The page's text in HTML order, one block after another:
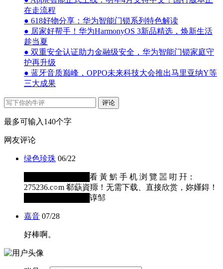
在走流程
● 618好物分享：华为智能门锁系列特色解读
● 居家好帮手！华为HarmonyOS 3新品精选，焕新生活
趁当夏
● 双重安全认证助力金融级安全，华为智能门锁家庭守
护再升级
● 蓝牙音质巅峰，OPPO未来科技大会推出马里亚纳Y等
三大成果
评论
最多可输入140个字
网友评论
绿色珍珠 06/22
████████████看 黃 魸 手 机 浏 覽 噐 咑 幵：
275236.c○m 郗蒛資羱！无需下载、直接欣赏，妳嬞鍀！
████████████谆邹
嘉音 07/28
好棒啊。